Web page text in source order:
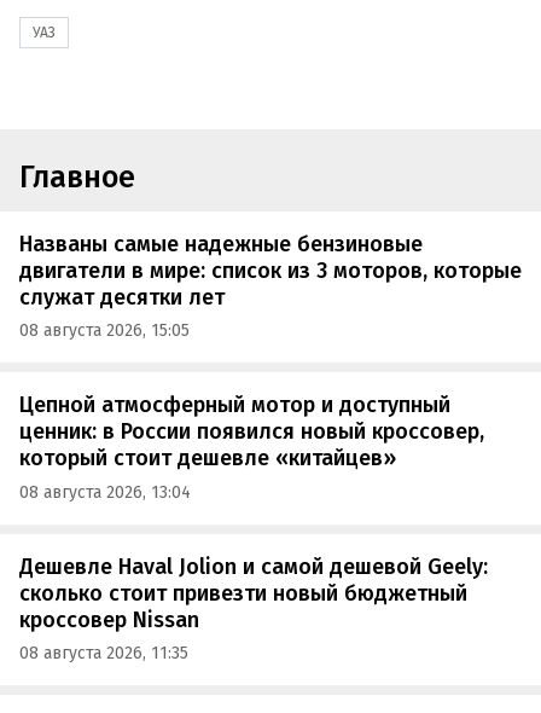
УАЗ
Главное
Названы самые надежные бензиновые
двигатели в мире: список из 3 моторов, которые
служат десятки лет
08 августа 2026, 15:05
Цепной атмосферный мотор и доступный
ценник: в России появился новый кроссовер,
который стоит дешевле «китайцев»
08 августа 2026, 13:04
Дешевле Haval Jolion и самой дешевой Geely:
сколько стоит привезти новый бюджетный
кроссовер Nissan
08 августа 2026, 11:35